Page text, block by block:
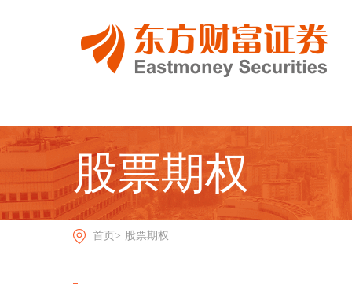
股票期权
首页> 股票期权